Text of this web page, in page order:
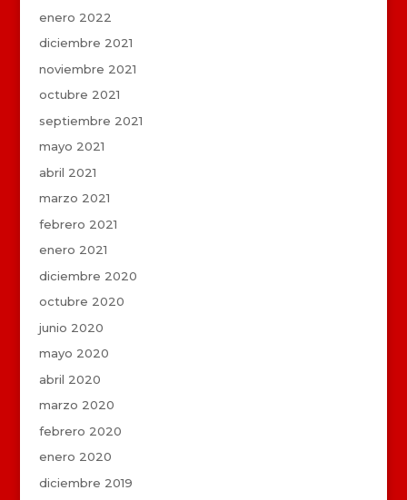
enero 2022
diciembre 2021
noviembre 2021
octubre 2021
septiembre 2021
mayo 2021
abril 2021
marzo 2021
febrero 2021
enero 2021
diciembre 2020
octubre 2020
junio 2020
mayo 2020
abril 2020
marzo 2020
febrero 2020
enero 2020
diciembre 2019